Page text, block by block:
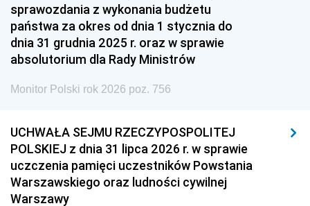
1951 1950
1948 1947 1946
1939 1938
sprawozdania z wykonania budżetu
państwa za okres od dnia 1 stycznia do
dnia 31 grudnia 2025 r. oraz w sprawie
absolutorium dla Rady Ministrów
Monitor Polski rok 2026 poz. 756
UCHWAŁA SEJMU RZECZYPOSPOLITEJ
POLSKIEJ z dnia 31 lipca 2026 r. w sprawie
uczczenia pamięci uczestników Powstania
Warszawskiego oraz ludności cywilnej
Warszawy